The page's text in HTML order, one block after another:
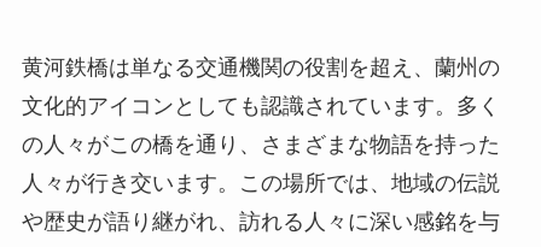
黄河鉄橋は単なる交通機関の役割を超え、蘭州の
文化的アイコンとしても認識されています。多く
の人々がこの橋を通り、さまざまな物語を持った
人々が行き交います。この場所では、地域の伝説
や歴史が語り継がれ、訪れる人々に深い感銘を与